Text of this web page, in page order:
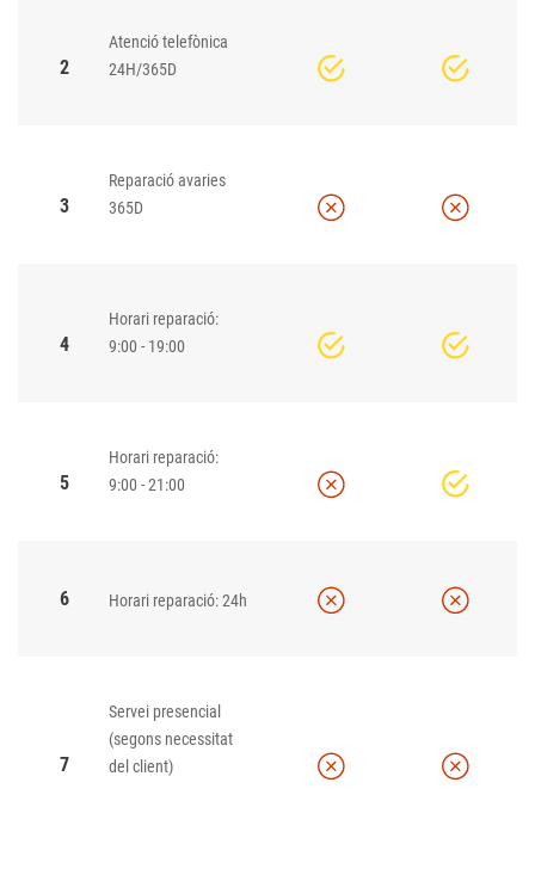
2
Atenció telefònica
24H/365D
3
Reparació avaries
365D
4
Horari reparació:
9:00 - 19:00
5
Horari reparació:
9:00 - 21:00
6 Horari reparació: 24h
7
Servei presencial
(segons necessitat
del client)